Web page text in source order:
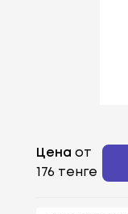
Цена от
176 тенге